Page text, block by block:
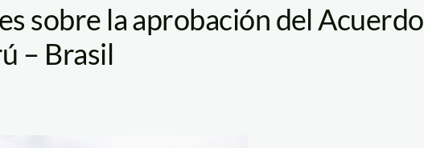
sobre la aprobación del Acuerdo
– Brasil